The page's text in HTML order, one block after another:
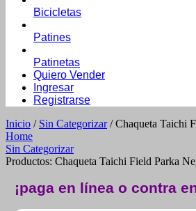
Bicicletas
Patines
Patinetas
Quiero Vender
Ingresar
Registrarse
Inicio / Sin Categorizar/ Chaqueta Taichi
Home
Sin Categorizar
Productos: Chaqueta Taichi Field Parka
¡paga en línea o contra